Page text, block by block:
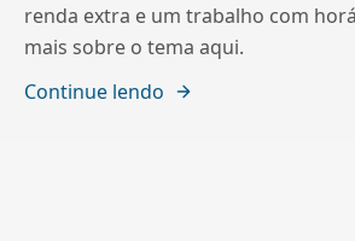
renda extra e um trabalho com
mais sobre o tema aqui.
Continue lendo